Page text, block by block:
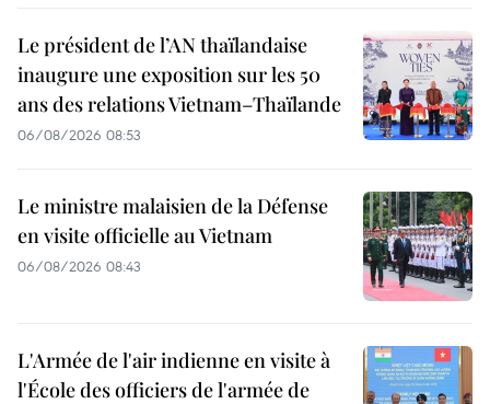
Le président de l’AN thaïlandaise
inaugure une exposition sur les 50
ans des relations Vietnam–Thaïlande
06/08/2026 08:53
Le ministre malaisien de la Défense
en visite officielle au Vietnam
06/08/2026 08:43
L'Armée de l'air indienne en visite à
l'École des officiers de l'armée de